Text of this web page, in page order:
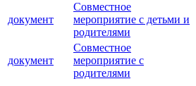
документ
Совместное
мероприятие с детьми и
родителями
документ
Совместное
мероприятие с
родителями